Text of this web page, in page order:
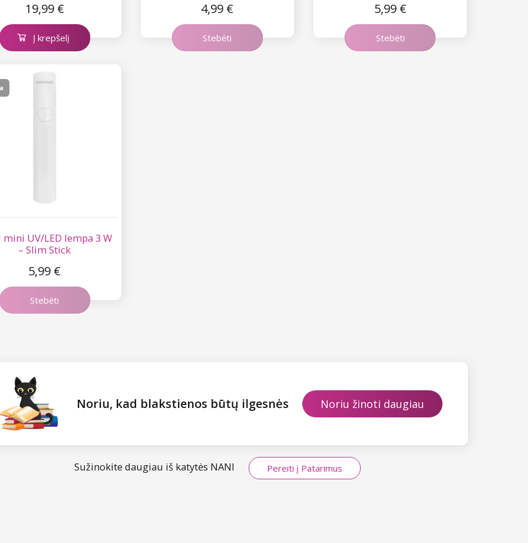
19,99 €
Į krepšelį
4,99 €
Stebėti
5,99 €
Stebėti
mini UV/LED lempa 3 W
– Slim Stick
5,99 €
Stebėti
Noriu, kad blakstienos būtų ilgesnės Noriu žinoti daugiau
Sužinokite daugiau iš katytės NANI Pereiti į Patarimus